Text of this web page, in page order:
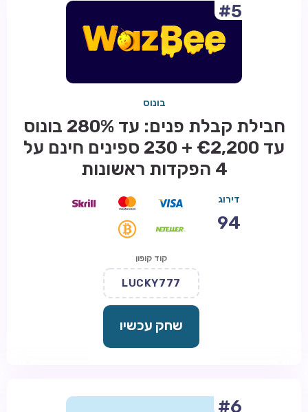
#5
בונוס
חבילת קבלת פנים: עד 280% בונוס
עד €2,200 + 230 ספינים חינם על
4 הפקדות ראשונות
דירוג
94
קוד קופון
LUCKY777
שחק עכשיו
#6